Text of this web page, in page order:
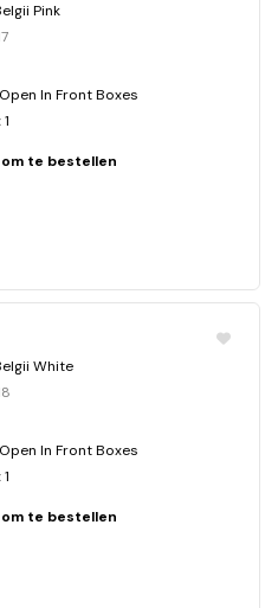
Pink
In Front Boxes
te bestellen
White
In Front Boxes
te bestellen